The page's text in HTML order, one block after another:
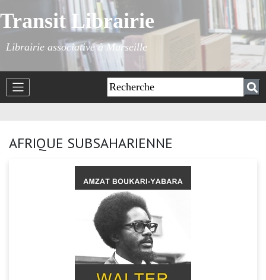
Transit Librairie
Librairie associative à Marseille
AFRIQUE SUBSAHARIENNE